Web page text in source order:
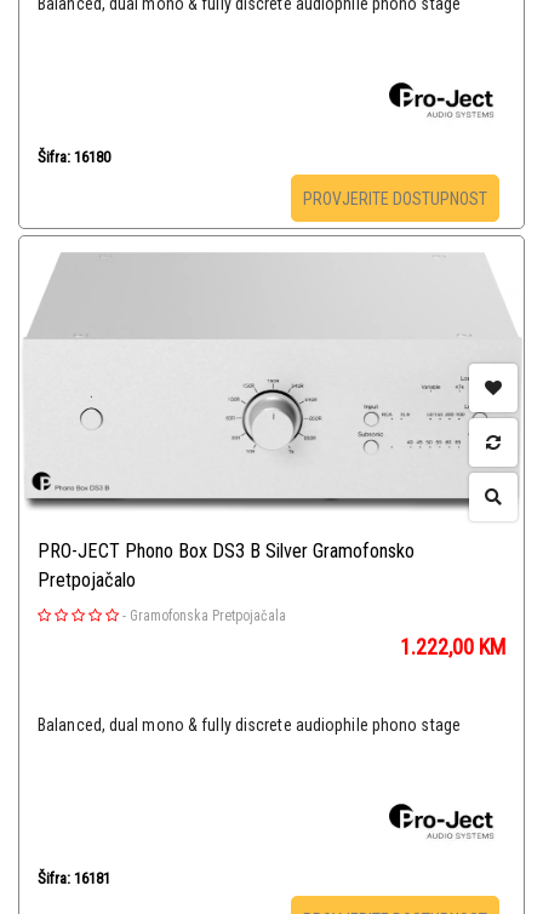
Balanced, dual mono & fully discrete audiophile phono stage
Šifra: 16180
PROVJERITE DOSTUPNOST
PRO-JECT Phono Box DS3 B Silver Gramofonsko
Pretpojačalo
- Gramofonska Pretpojačala
1.222,00 KM
Balanced, dual mono & fully discrete audiophile phono stage
Šifra: 16181